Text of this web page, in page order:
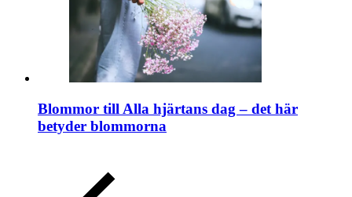
Blommor till Alla hjärtans dag – det här
betyder blommorna